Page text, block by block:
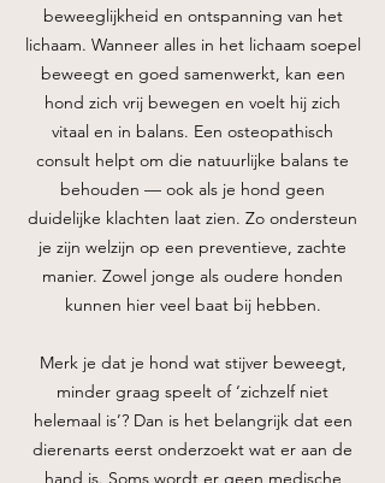
beweeglijkheid en ontspanning van het
lichaam. Wanneer alles in het lichaam soepel
beweegt en goed samenwerkt, kan een
hond zich vrij bewegen en voelt hij zich
vitaal en in balans. Een osteopathisch
consult helpt om die natuurlijke balans te
behouden — ook als je hond geen
duidelijke klachten laat zien. Zo ondersteun
je zijn welzijn op een preventieve, zachte
manier. Zowel jonge als oudere honden
kunnen hier veel baat bij hebben.
Merk je dat je hond wat stijver beweegt,
minder graag speelt of ‘zichzelf niet
helemaal is’? Dan is het belangrijk dat een
dierenarts eerst onderzoekt wat er aan de
hand is. Soms wordt er geen medische